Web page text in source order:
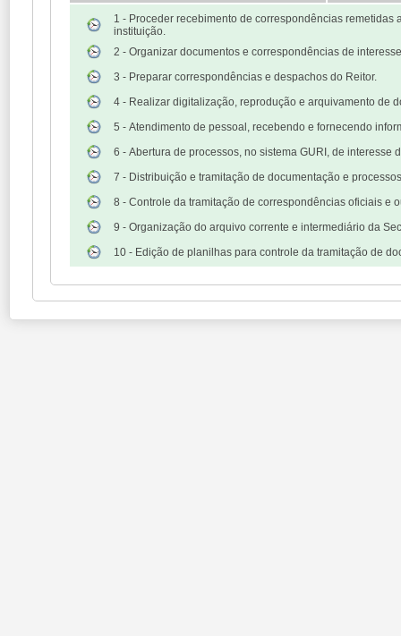
1 - Proceder recebimento de correspondências
instituição.
2 - Organizar documentos e correspondências de
3 - Preparar correspondências e despachos do Reitor.
4 - Realizar digitalização, reprodução e arquivamento de
5 - Atendimento de pessoal, recebendo e fornecendo
6 - Abertura de processos, no sistema GURI, de interesse
7 - Distribuição e tramitação de documentação e
8 - Controle da tramitação de correspondências oficiais e
9 - Organização do arquivo corrente e intermediário da
10 - Edição de planilhas para controle da tramitação de